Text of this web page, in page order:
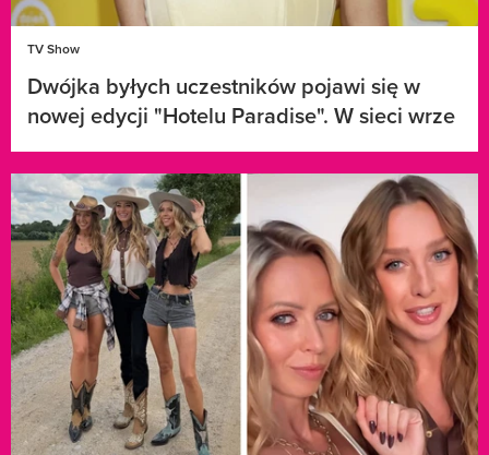
TV Show
Dwójka byłych uczestników pojawi się w
nowej edycji "Hotelu Paradise". W sieci wrze